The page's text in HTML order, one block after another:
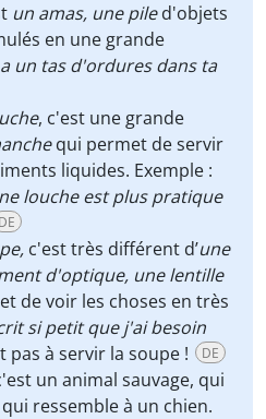
un amas, une piled'objets
en une grande
un tas d'ordures dans ta
, c'est une grande
qui permet de servir
liquides. Exemple :
louche est plus pratique
DE
c'est très différent d’une
d'optique, une lentille
de voir les choses en très
si petit que j'ai besoin
pas à servir la soupe ! DE
un animal sauvage, qui
ressemble à un chien.